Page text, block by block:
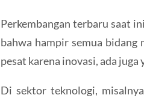
Perkembangan terbaru saat
bahwa hampir semua bidang
pesat karena inovasi, ada
Di sektor teknologi,